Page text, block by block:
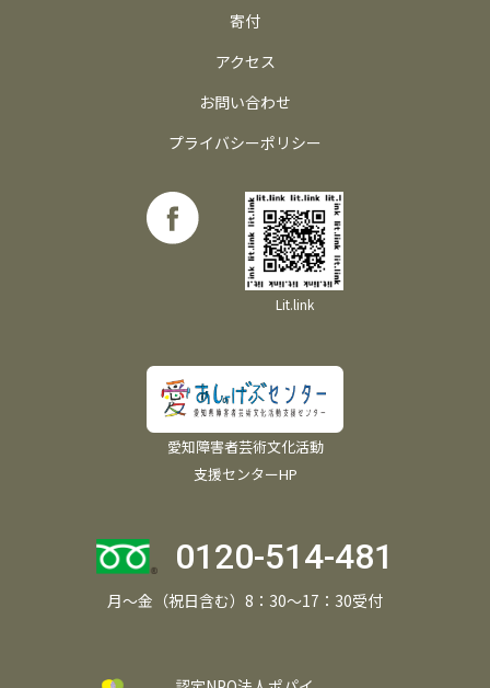
寄付
アクセス
お問い合わせ
プライバシーポリシー
Lit.link
愛知障害者芸術文化活動
支援センターHP
0120-514-481
月～金（祝日含む）8：30～17：30受付